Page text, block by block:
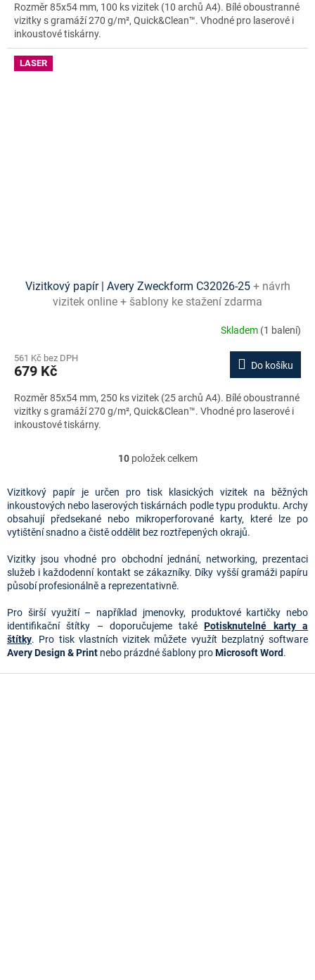
Rozměr 85x54 mm, 100 ks vizitek (10 archů A4). Bílé oboustranné
vizitky s gramáží 270 g/m², Quick&Clean™. Vhodné pro laserové i
inkoustové tiskárny.
LASER
Vizitkový papír | Avery Zweckform C32026-25 + návrh
vizitek online + šablony ke stažení zdarma
Skladem (1 balení)
561 Kč bez DPH
679 Kč Do košíku
Rozměr 85x54 mm, 250 ks vizitek (25 archů A4). Bílé oboustranné
vizitky s gramáží 270 g/m², Quick&Clean™. Vhodné pro laserové i
inkoustové tiskárny.
O
l
á
d
a
í
p
r
k
y
v
ý
i
10položek celkem
Vizitkový papír je určen pro tisk klasických vizitek na běžných
inkoustových nebo laserových tiskárnách podle typu produktu. Archy
obsahují předsekané nebo mikroperforované karty, které lze po
vytištění snadno a čistě oddělit bez roztřepených okrajů.
Vizitky jsou vhodné pro obchodní jednání, networking, prezentaci
služeb i každodenní kontakt se zákazníky. Díky vyšší gramáži papíru
působí profesionálně a reprezentativně.
Pro širší využití – například jmenovky, produktové kartičky nebo
identifikační štítky – doporučujeme takéPotisknutelné karty a
štítky.
Avery Design & Print nebo prázdné šablony pro Microsoft Word.